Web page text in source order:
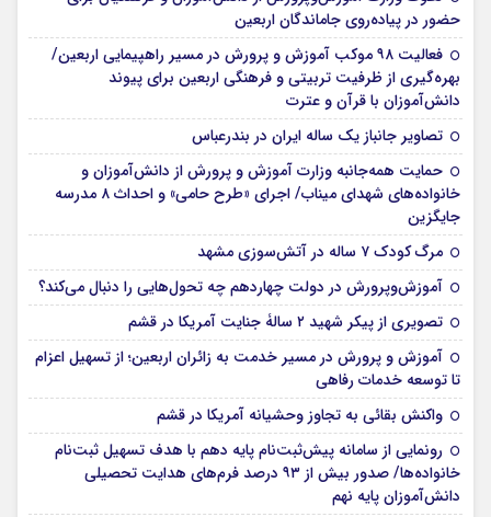
حضور در پیاده‌روی جاماندگان اربعین
فعالیت ۹۸ موکب آموزش و پرورش در مسیر راهپیمایی اربعین/
بهره‌گیری از ظرفیت تربیتی و فرهنگی اربعین برای پیوند
دانش‌آموزان با قرآن و عترت
تصاویر جانباز یک ساله ایران در بندرعباس
حمایت همه‌جانبه وزارت آموزش و پرورش از دانش‌آموزان و
خانواده‌های شهدای میناب/ اجرای «طرح حامی» و احداث ۸ مدرسه
جایگزین
مرگ کودک ۷ ساله در آتش‌سوزی مشهد
آموزش‌وپرورش در دولت چهاردهم چه تحول‌هایی را دنبال می‌کند؟
تصویری از پیکر شهید ۲ سالۀ جنایت آمریکا در قشم
آموزش و پرورش در مسیر خدمت به زائران اربعین؛ از تسهیل اعزام
تا توسعه خدمات رفاهی
واکنش بقائی به تجاوز وحشیانه آمریکا در قشم
رونمایی از سامانه پیش‌ثبت‌نام پایه دهم با هدف تسهیل ثبت‌نام
خانواده‌ها/ صدور بیش از ۹۳ درصد فرم‌های هدایت تحصیلی
دانش‌آموزان پایه نهم